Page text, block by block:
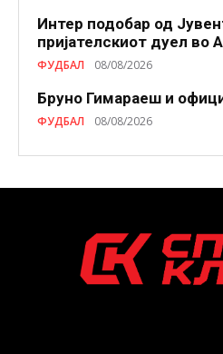
Интер подобар од
пријателскиот дуел во
ФУДБАЛ 08/08/2026
Бруно Гимараеш и
ФУДБАЛ 08/08/2026